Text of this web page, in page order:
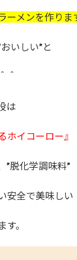
メンを作りま
いしい”と
＾
は
ホイコーロー』
”脱化学調味料”
安全で美味しい
。